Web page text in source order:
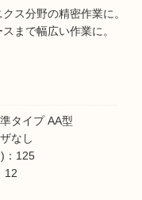
ス分野の精密作業に。
まで幅広い作業に。
タイプ AA型
なし
：125
12